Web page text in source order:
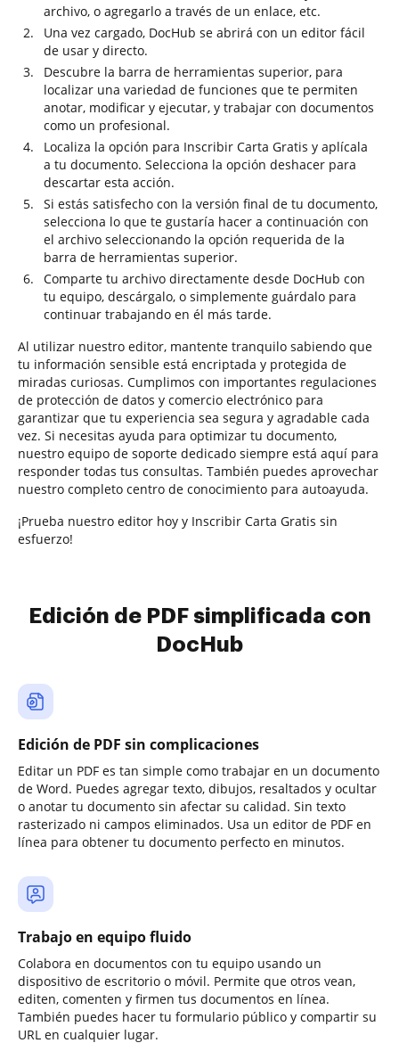
archivo, o agregarlo a través de un enlace, etc.
Una vez cargado, DocHub se abrirá con un editor fácil
de usar y directo.
Descubre la barra de herramientas superior, para
localizar una variedad de funciones que te permiten
anotar, modificar y ejecutar, y trabajar con documentos
como un profesional.
Localiza la opción para Inscribir Carta Gratis y aplícala
a tu documento. Selecciona la opción deshacer para
descartar esta acción.
Si estás satisfecho con la versión final de tu documento,
selecciona lo que te gustaría hacer a continuación con
el archivo seleccionando la opción requerida de la
barra de herramientas superior.
Comparte tu archivo directamente desde DocHub con
tu equipo, descárgalo, o simplemente guárdalo para
continuar trabajando en él más tarde.
Al utilizar nuestro editor, mantente tranquilo sabiendo que
tu información sensible está encriptada y protegida de
miradas curiosas. Cumplimos con importantes regulaciones
de protección de datos y comercio electrónico para
garantizar que tu experiencia sea segura y agradable cada
vez. Si necesitas ayuda para optimizar tu documento,
nuestro equipo de soporte dedicado siempre está aquí para
responder todas tus consultas. También puedes aprovechar
nuestro completo centro de conocimiento para autoayuda.
¡Prueba nuestro editor hoy y Inscribir Carta Gratis sin
esfuerzo!
Edición de PDF simplificada con
DocHub
Edición de PDF sin complicaciones
Editar un PDF es tan simple como trabajar en un documento
de Word. Puedes agregar texto, dibujos, resaltados y ocultar
o anotar tu documento sin afectar su calidad. Sin texto
rasterizado ni campos eliminados. Usa un editor de PDF en
línea para obtener tu documento perfecto en minutos.
Trabajo en equipo fluido
Colabora en documentos con tu equipo usando un
dispositivo de escritorio o móvil. Permite que otros vean,
editen, comenten y firmen tus documentos en línea.
También puedes hacer tu formulario público y compartir su
URL en cualquier lugar.